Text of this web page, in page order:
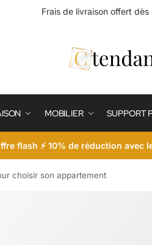
Frais de livraison offert dès
MOBILIER SUPPORT
flash ⚡ 10% de réduction avec
choisir son appartement